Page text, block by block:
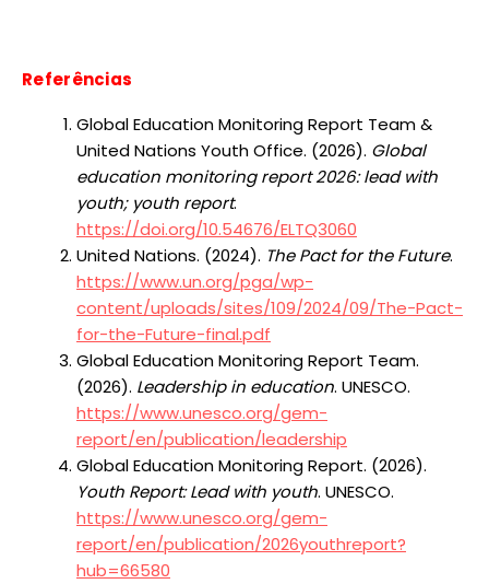
Referências
Global Education Monitoring Report Team &
United Nations Youth Office. (2026). Global
education monitoring report 2026: lead with
youth; youth report.
https://doi.org/10.54676/ELTQ3060
United Nations. (2024). The Pact for the Future.
https://www.un.org/pga/wp-
content/uploads/sites/109/2024/09/The-Pact-
for-the-Future-final.pdf
Global Education Monitoring Report Team.
(2026). Leadership in education. UNESCO.
https://www.unesco.org/gem-
report/en/publication/leadership
Global Education Monitoring Report. (2026).
Youth Report: Lead with youth. UNESCO.
https://www.unesco.org/gem-
report/en/publication/2026youthreport?
hub=66580